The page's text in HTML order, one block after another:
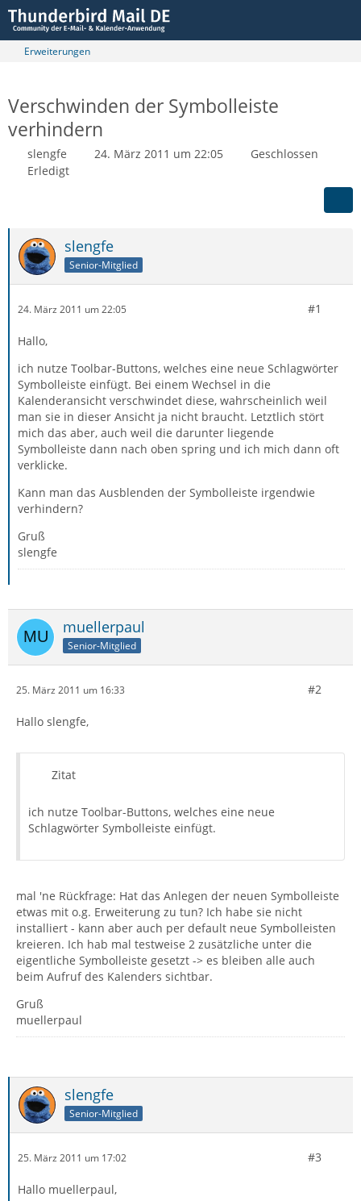
Erweiterungen
Verschwinden der Symbolleiste
verhindern
slengfe 24. März 2011 um 22:05
Geschlossen
Erledigt
slengfe
Senior-Mitglied
24. März 2011 um 22:05 #1
Hallo,
ich nutze Toolbar-Buttons, welches eine neue Schlagwörter
Symbolleiste einfügt. Bei einem Wechsel in die
Kalenderansicht verschwindet diese, wahrscheinlich weil
man sie in dieser Ansicht ja nicht braucht. Letztlich stört
mich das aber, auch weil die darunter liegende
Symbolleiste dann nach oben spring und ich mich dann oft
verklicke.
Kann man das Ausblenden der Symbolleiste irgendwie
verhindern?
Gruß
slengfe
muellerpaul
Senior-Mitglied
25. März 2011 um 16:33 #2
Hallo slengfe,
Zitat
ich nutze Toolbar-Buttons, welches eine neue
Schlagwörter Symbolleiste einfügt.
mal 'ne Rückfrage: Hat das Anlegen der neuen Symbolleiste
etwas mit o.g. Erweiterung zu tun? Ich habe sie nicht
installiert - kann aber auch per default neue Symbolleisten
kreieren. Ich hab mal testweise 2 zusätzliche unter die
eigentliche Symbolleiste gesetzt -> es bleiben alle auch
beim Aufruf des Kalenders sichtbar.
Gruß
muellerpaul
slengfe
Senior-Mitglied
25. März 2011 um 17:02 #3
Hallo muellerpaul,